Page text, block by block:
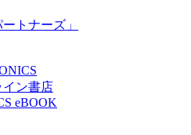
ートナーズ」
イン書店
eBOOK